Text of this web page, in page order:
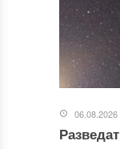
06.08.2026